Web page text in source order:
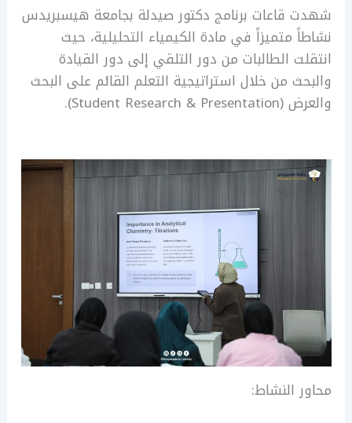
شهدت قاعات برنامج دكتور صيدلة بجامعة هيسبريدس
نشاطاً متميزاً في مادة الكيمياء التحليلية، حيث
انتقلت الطالبات من دور التلقي إلى دور القيادة
والبحث من خلال استراتيجية التعلم القائم على البحث
والعرض (Student Research & Presentation).
محاور النشاط: